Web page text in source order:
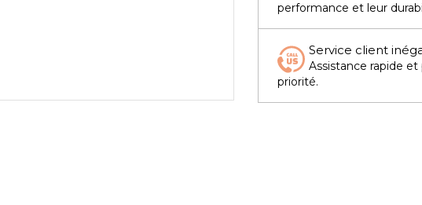
performance et leur
Service client
Assistance rapide
priorité.